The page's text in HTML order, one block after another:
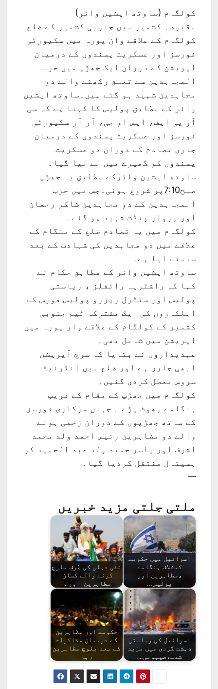
کولگام (ساوتھ ایشین وائر)
مقبوضہ کشمیر میں جنوبی کشمیر کے ضلع
کولگام کے علاقے وان پورہ میں سکیورٹی
فورسز اور عسکریت پسندوں کے درمیان
آپریشن کے دوران ایک جھڑپ میں حزب
المجاہدین سے تعلق رکھنے والے دو
مجاہدین شہید ہو گئے ہیں۔ساوتھ ایشین
وائر کے مطابق پولیس کا کہنا ہے کہ سی
آر پی ایف، ایس او جی، آر آر سکیورٹی
فورسز اور عسکریت پسندوں کے درمیان
جاری تصادم کے دوران دو عسکریت
پسندوں کو گھیرے میں لے لیا گیا۔
ساوتھ ایشین وائرکے مطابق یہ جھڑپ
صبح7:10پر شروع ہوئی۔جس میں حزب
المجاہدین کے دو مجاہدین شاکر رحمان
اور پرواز پنڈت شہید ہو گئے۔
کولگام میں یہ تصادم ضلع کے منگام کے
علاقے میں دو مجاہدین کی شہادت کے بعد
سامنے آیا ہے۔
ساوتھ ایشین وائر کے مطابق حکام نے
کہا کہ راشٹریہ رائفلز ، ریاستی
پولیس اور سنٹرل ریزرو پولیس فورس کے
اہلکاروں کی ایک مشترکہ ٹیم جنوبی
کشمیر کے کولگام کے علاقے وار پورہ میں
آپریشن میں شامل تھی۔
عہدیداروں نے بتایا کہ سرچ آپریشن
ابھی جاری ہے اور ضلع میں انٹرنیٹ
سروس معطل کردی گئیں۔
کولگام میں جھڑپ کے مقام کے قریب
ہنگامے پھوٹ پڑے ۔ جہاں سرکاری فورسز
کے ساتھ جھڑپوں کے دوران زخمی ہونے
والے دو مظاہرین رئیس احمد ولد محمد
اشرف اور یاسر حمید ولد عبد الحمید کو
ہسپتال منتقل کردیا گیا۔
—
ملتی جلتی مزید خبریں
اسرائیل میں حکومت
کیخلاف ہنگامے
،مظاہرین اور
پولیس…
نئی دہلی کی طرف مارچ
کرنے والے کسان
مظاہرین اور…
اسرائیل کی ریاستی
دہشت گردی میں مزید
شدت،صیہونی…
حکومت اور مظاہرین
کے درمیان مذاکرات
کے بعد بلوچ مظاہرین
رہا